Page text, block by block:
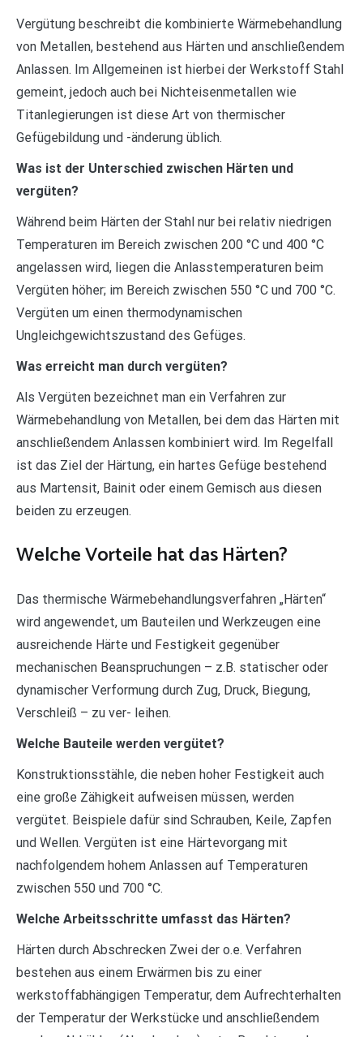
Vergütung beschreibt die kombinierte Wärmebehandlung
von Metallen, bestehend aus Härten und anschließendem
Anlassen. Im Allgemeinen ist hierbei der Werkstoff Stahl
gemeint, jedoch auch bei Nichteisenmetallen wie
Titanlegierungen ist diese Art von thermischer
Gefügebildung und -änderung üblich.
Was ist der Unterschied zwischen Härten und
vergüten?
Während beim Härten der Stahl nur bei relativ niedrigen
Temperaturen im Bereich zwischen 200 °C und 400 °C
angelassen wird, liegen die Anlasstemperaturen beim
Vergüten höher; im Bereich zwischen 550 °C und 700 °C.
Vergüten um einen thermodynamischen
Ungleichgewichtszustand des Gefüges.
Was erreicht man durch vergüten?
Als Vergüten bezeichnet man ein Verfahren zur
Wärmebehandlung von Metallen, bei dem das Härten mit
anschließendem Anlassen kombiniert wird. Im Regelfall
ist das Ziel der Härtung, ein hartes Gefüge bestehend
aus Martensit, Bainit oder einem Gemisch aus diesen
beiden zu erzeugen.
Welche Vorteile hat das Härten?
Das thermische Wärmebehandlungsverfahren „Härten“
wird angewendet, um Bauteilen und Werkzeugen eine
ausreichende Härte und Festigkeit gegenüber
mechanischen Beanspruchungen – z.B. statischer oder
dynamischer Verformung durch Zug, Druck, Biegung,
Verschleiß – zu ver- leihen.
Welche Bauteile werden vergütet?
Konstruktionsstähle, die neben hoher Festigkeit auch
eine große Zähigkeit aufweisen müssen, werden
vergütet. Beispiele dafür sind Schrauben, Keile, Zapfen
und Wellen. Vergüten ist eine Härtevorgang mit
nachfolgendem hohem Anlassen auf Temperaturen
zwischen 550 und 700 °C.
Welche Arbeitsschritte umfasst das Härten?
Härten durch Abschrecken Zwei der o.e. Verfahren
bestehen aus einem Erwärmen bis zu einer
werkstoffabhängigen Temperatur, dem Aufrechterhalten
der Temperatur der Werkstücke und anschließendem